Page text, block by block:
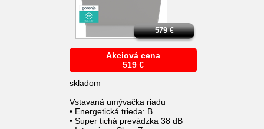
Akciová cena
519 €
skladom
Vstavaná umývačka riadu
• Energetická trieda: B
• Super tichá prevádzka 38 dB
579€